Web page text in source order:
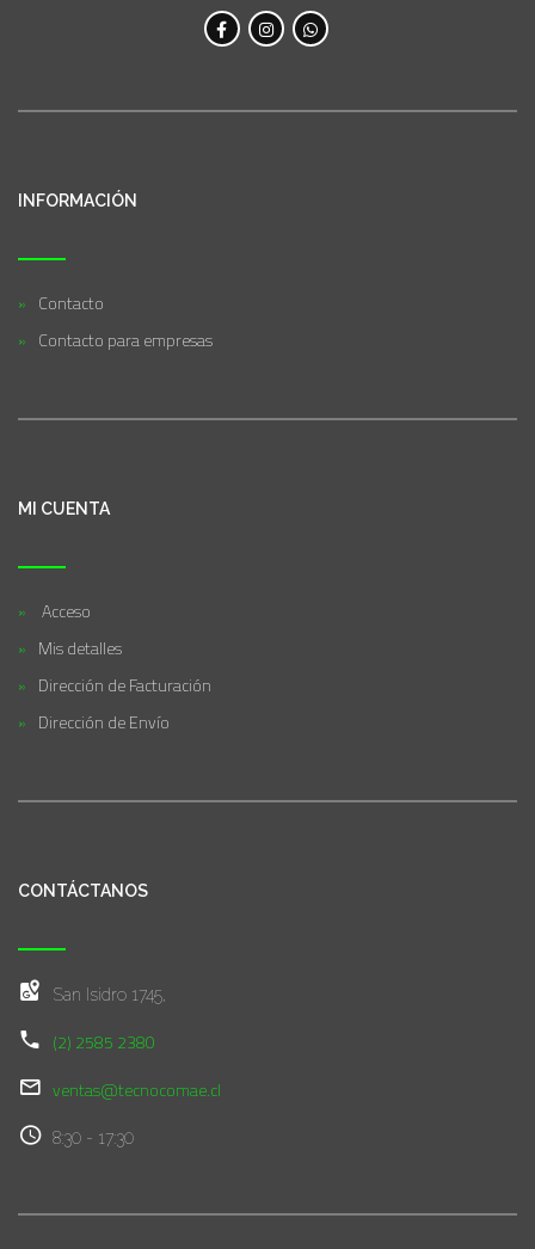
INFORMACIÓN
Contacto
Contacto para empresas
MI CUENTA
Acceso
Mis detalles
Dirección de Facturación
Dirección de Envío
CONTÁCTANOS
San Isidro 1745,
(2) 2585 2380
ventas@tecnocomae.cl
8:30 - 17:30